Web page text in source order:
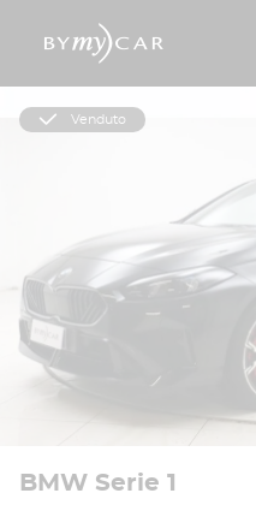
Venduto
BMW Serie 1